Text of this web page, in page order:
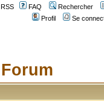
RSS FAQ
Rechercher
Profil
Se